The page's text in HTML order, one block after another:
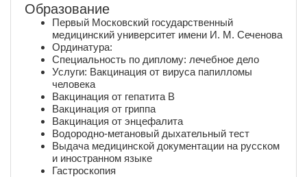
Образование
Первый Московский государственный
медицинский университет имени И. М. Сеченова
Ординатура:
Специальность по диплому: лечебное дело
Услуги: Вакцинация от вируса папилломы
человека
Вакцинация от гепатита В
Вакцинация от гриппа
Вакцинация от энцефалита
Водородно-метановый дыхательный тест
Выдача медицинской документации на русском
и иностранном языке
Гастроскопия